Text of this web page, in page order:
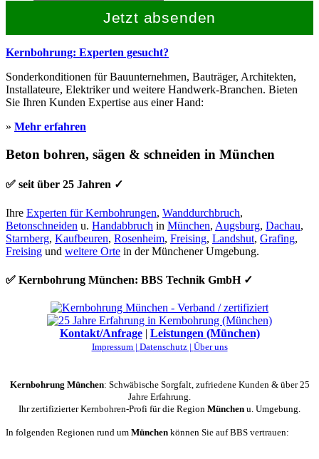
Jetzt absenden
Kernbohrung: Experten gesucht?
Sonderkonditionen für Bauunternehmen, Bauträger, Architekten,
Installateure, Elektriker und weitere Handwerk-Branchen. Bieten
Sie Ihren Kunden Expertise aus einer Hand:
» Mehr erfahren
Beton bohren, sägen & schneiden in München
✅ seit über 25 Jahren ✓
Ihre Experten für Kernbohrungen, Wanddurchbruch,
Betonschneiden u. Handabbruch in München, Augsburg, Dachau,
Starnberg, Kaufbeuren, Rosenheim, Freising, Landshut, Grafing,
Freising und weitere Orte in der Münchener Umgebung.
✅ Kernbohrung München: BBS Technik GmbH ✓
Kontakt/Anfrage| Leistungen (München)
Impressum | Datenschutz | Über uns
Kernbohrung München: Schwäbische Sorgfalt, zufriedene Kunden & über 25
Jahre Erfahrung.
Ihr zertifizierter Kernbohren-Profi für die Region München u. Umgebung.
In folgenden Regionen rund um München können Sie auf BBS vertrauen: